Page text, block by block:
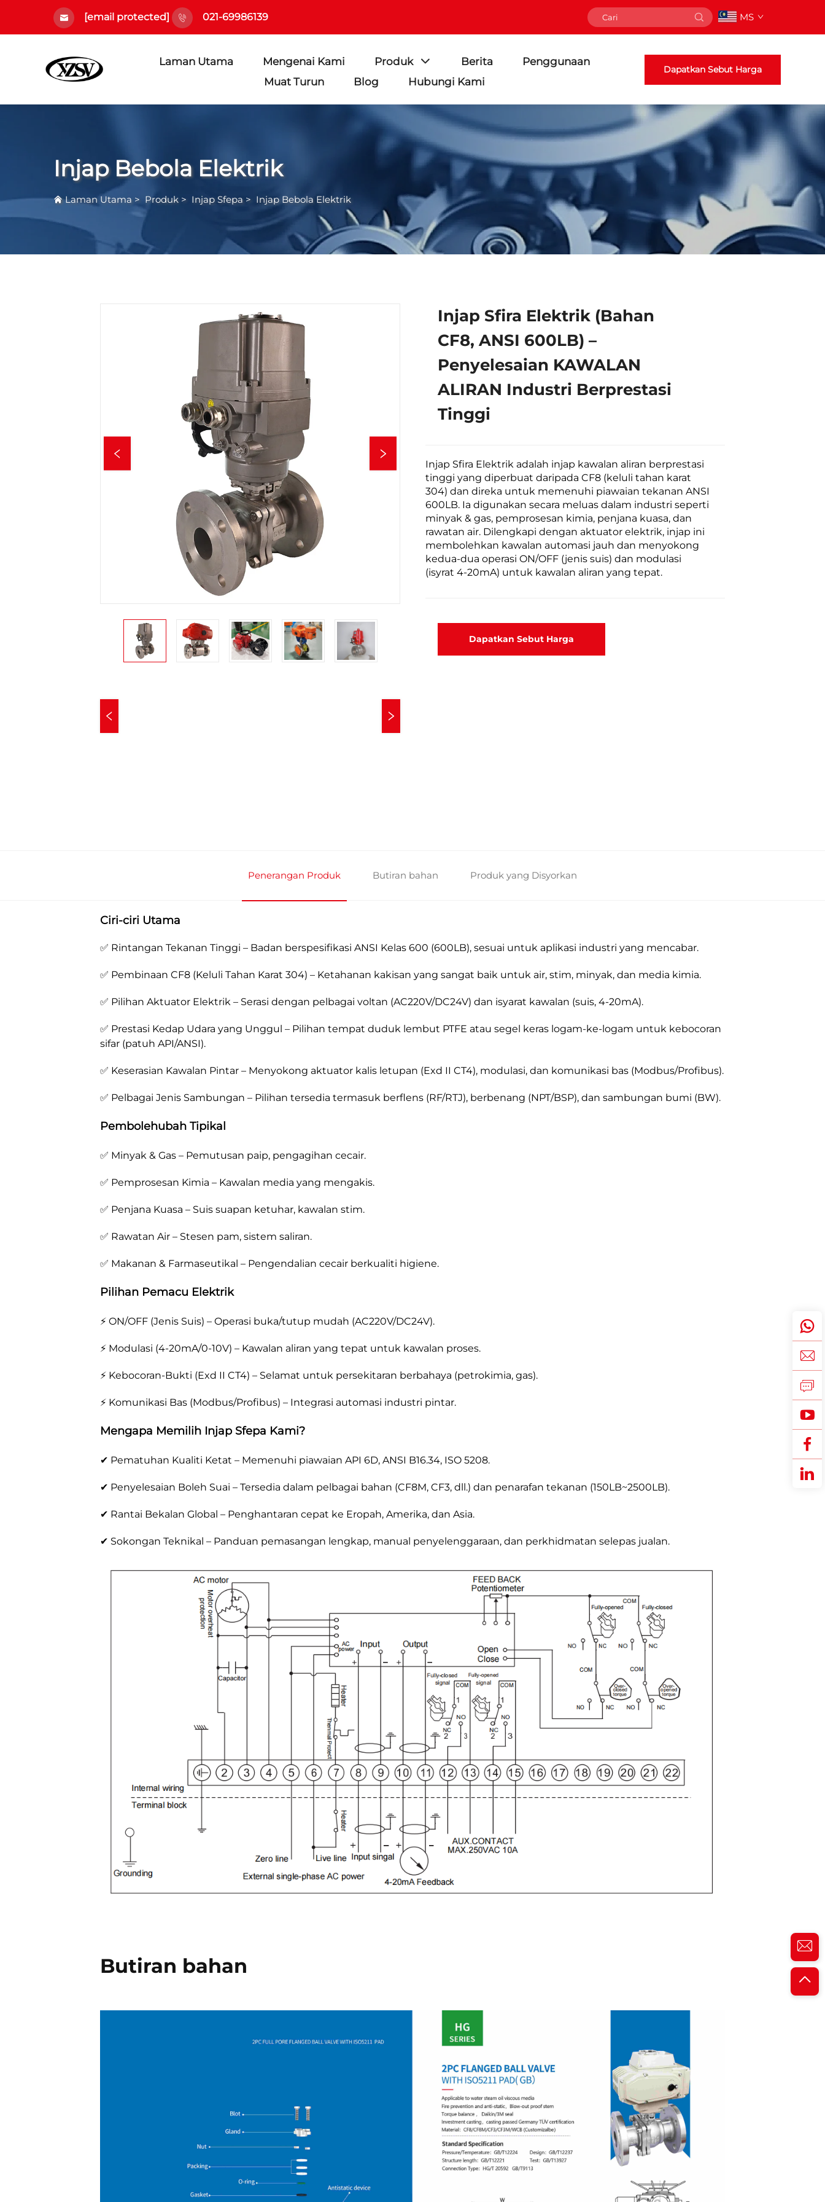
[email protected] 021-69986139 MS
Laman Utama Mengenai Kami Produk Berita
Penggunaan
Muat Turun
Blog Hubungi Kami
Dapatkan Sebut Harga
Injap Bebola Elektrik
Laman Utama > Produk > Injap Sfера > Injap Bebola Elektrik
Injap Sfira Elektrik (Bahan
CF8, ANSI 600LB) –
Penyelesaian KAWALAN
ALIRAN Industri Berprestasi
Tinggi
Injap Sfira Elektrik adalah injap kawalan aliran berprestasi
tinggi yang diperbuat daripada CF8 (keluli tahan karat
304) dan direka untuk memenuhi piawaian tekanan ANSI
600LB. Ia digunakan secara meluas dalam industri seperti
minyak & gas, pemprosesan kimia, penjana kuasa, dan
rawatan air. Dilengkapi dengan aktuator elektrik, injap ini
membolehkan kawalan automasi jauh dan menyokong
kedua-dua operasi ON/OFF (jenis suis) dan modulasi
(isyrat 4-20mA) untuk kawalan aliran yang tepat.
Dapatkan Sebut Harga
Penerangan Produk Butiran bahan Produk yang Disyorkan
Ciri-ciri Utama
✅ Rintangan Tekanan Tinggi – Badan berspesifikasi ANSI Kelas 600 (600LB), sesuai untuk aplikasi industri yang mencabar.
✅ Pembinaan CF8 (Keluli Tahan Karat 304) – Ketahanan kakisan yang sangat baik untuk air, stim, minyak, dan media kimia.
✅ Pilihan Aktuator Elektrik – Serasi dengan pelbagai voltan (AC220V/DC24V) dan isyarat kawalan (suis, 4-20mA).
✅ Prestasi Kedap Udara yang Unggul – Pilihan tempat duduk lembut PTFE atau segel keras logam-ke-logam untuk kebocoran
sifar (patuh API/ANSI).
✅ Keserasian Kawalan Pintar – Menyokong aktuator kalis letupan (Exd II CT4), modulasi, dan komunikasi bas (Modbus/Profibus).
✅ Pelbagai Jenis Sambungan – Pilihan tersedia termasuk berflens (RF/RTJ), berbenang (NPT/BSP), dan sambungan bumi (BW).
Pembolehubah Tipikal
✅ Minyak & Gas – Pemutusan paip, pengagihan cecair.
✅ Pemprosesan Kimia – Kawalan media yang mengakis.
✅ Penjana Kuasa – Suis suapan ketuhar, kawalan stim.
✅ Rawatan Air – Stesen pam, sistem saliran.
✅ Makanan & Farmaseutikal – Pengendalian cecair berkualiti higiene.
Pilihan Pemacu Elektrik
⚡ ON/OFF (Jenis Suis) – Operasi buka/tutup mudah (AC220V/DC24V).
⚡ Modulasi (4-20mA/0-10V) – Kawalan aliran yang tepat untuk kawalan proses.
⚡ Kebocoran-Bukti (Exd II CT4) – Selamat untuk persekitaran berbahaya (petrokimia, gas).
⚡ Komunikasi Bas (Modbus/Profibus) – Integrasi automasi industri pintar.
Mengapa Memilih Injap Sfера Kami?
✔ Pematuhan Kualiti Ketat – Memenuhi piawaian API 6D, ANSI B16.34, ISO 5208.
✔ Penyelesaian Boleh Suai – Tersedia dalam pelbagai bahan (CF8M, CF3, dll.) dan penarafan tekanan (150LB~2500LB).
✔ Rantai Bekalan Global – Penghantaran cepat ke Eropah, Amerika, dan Asia.
✔ Sokongan Teknikal – Panduan pemasangan lengkap, manual penyelenggaraan, dan perkhidmatan selepas jualan.
Butiran bahan